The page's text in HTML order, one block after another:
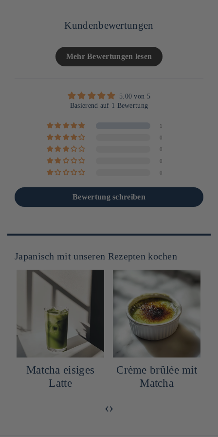
Kundenbewertungen
Mehr Bewertungen lesen
5.00 von 5
Basierend auf 1 Bewertung
1
0
0
0
0
Bewertung schreiben
Japanisch mit unseren Rezepten kochen
Matcha eisiges
Latte
Crème brûlée mit
Matcha
‹›